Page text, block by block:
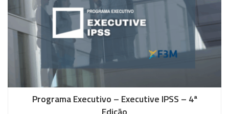
Programa Executivo – Executive IPSS – 4ª